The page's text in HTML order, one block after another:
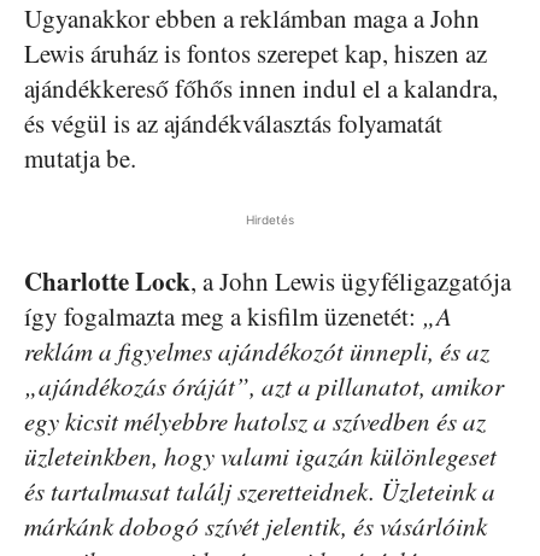
Ugyanakkor ebben a reklámban maga a John
Lewis áruház is fontos szerepet kap, hiszen az
ajándékkereső főhős innen indul el a kalandra,
és végül is az ajándékválasztás folyamatát
mutatja be.
Hirdetés
Charlotte Lock, a John Lewis ügyféligazgatója
így fogalmazta meg a kisfilm üzenetét: „A
reklám a figyelmes ajándékozót ünnepli, és az
„ajándékozás óráját”, azt a pillanatot, amikor
egy kicsit mélyebbre hatolsz a szívedben és az
üzleteinkben, hogy valami igazán különlegeset
és tartalmasat találj szeretteidnek. Üzleteink a
márkánk dobogó szívét jelentik, és vásárlóink